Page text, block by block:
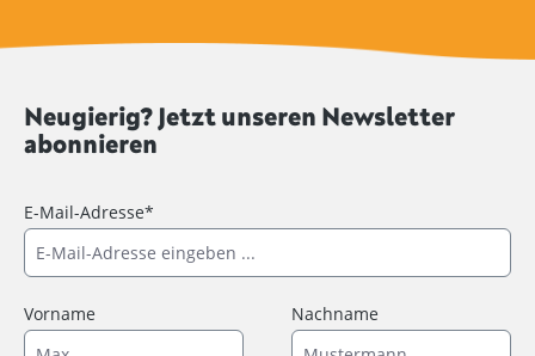
Neugierig? Jetzt unseren Newsletter
abonnieren
E-Mail-Adresse*
Vorname Nachname